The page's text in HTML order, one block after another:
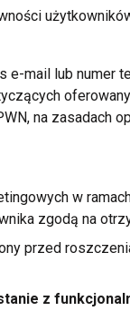
e-mail lub numer
na zasadach
w
zgodą na
przed
z